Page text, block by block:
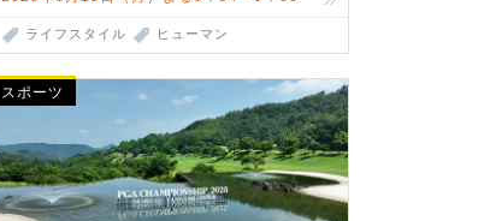
ライフスタイル ヒューマン
スポーツ